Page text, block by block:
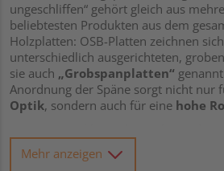
ungeschliffen“ gehört gleich aus
beliebtesten Produkten aus dem
Holzplatten: OSB-Platten zeichnen
unterschiedlich ausgerichteten,
sie auch „Grobspanplatten“
Anordnung der Späne sorgt nicht nur
Optik, sondern auch für eine hohe
Damit ist sie sowohl
auch in Feuchtbereichen
Mehr anzeigen